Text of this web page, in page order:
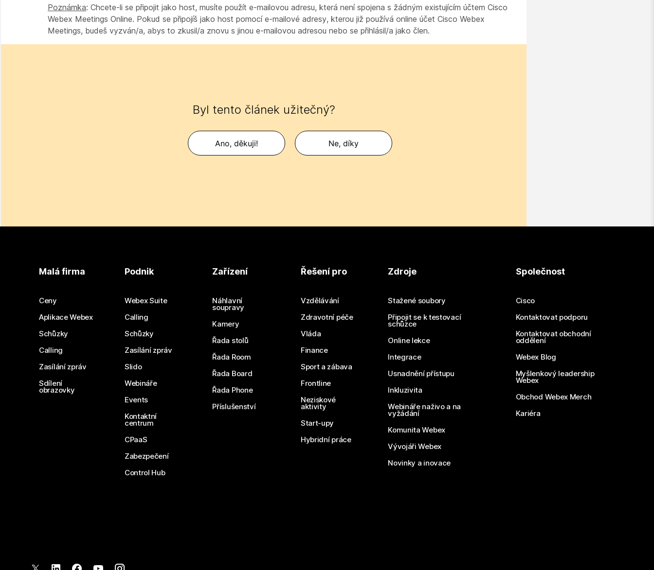
Poznámka: Chcete-li se připojit jako host, musíte použít e-mailovou adresu, která není spojena s žádným existujícím účtem Cisco
Webex Meetings Online. Pokud se připojíš jako host pomocí e-mailové adresy, kterou již používá online účet Cisco Webex
Meetings, budeš vyzván/a, abys to zkusil/a znovu s jinou e-mailovou adresou nebo se přihlásil/a jako člen.
Byl tento článek užitečný?
Ano, děkuji! Ne, díky
Malá firma
Ceny
Aplikace Webex
Schůzky
Calling
Zasílání zpráv
Sdílení
obrazovky
Podnik
Webex Suite
Calling
Schůzky
Zasílání zpráv
Slido
Webináře
Events
Kontaktní
centrum
CPaaS
Zabezpečení
Control Hub
Zařízení
Náhlavní
soupravy
Kamery
Řada stolů
Řada Room
Řada Board
Řada Phone
Příslušenství
Řešení pro
Vzdělávání
Zdravotní péče
Vláda
Finance
Sport a zábava
Frontline
Neziskové
aktivity
Start-upy
Hybridní práce
Zdroje
Stažené soubory
Připojit se k testovací
schůzce
Online lekce
Integrace
Usnadnění přístupu
Inkluzivita
Webináře naživo a na
vyžádání
Komunita Webex
Vývojáři Webex
Novinky a inovace
Společnost
Cisco
Kontaktovat podporu
Kontaktovat obchodní
oddělení
Webex Blog
Myšlenkový leadership
Webex
Obchod Webex Merch
Kariéra